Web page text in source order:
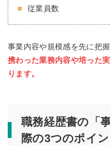
従業員数
事業内容や規模感を先に把
携わった業務内容や培った
ります。
職務経歴書の「
際の3つのポイン